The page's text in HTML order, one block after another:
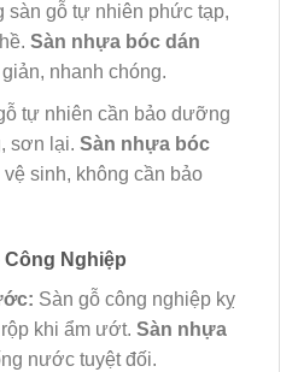
sàn gỗ tự nhiên phức tạp,
Sàn nhựa bóc dán
nhanh chóng.
tự nhiên cần bảo dưỡng
sơn lại. Sàn nhựa bóc
sinh, không cần bảo
Công Nghiệp
Sàn gỗ công nghiệp kỵ
khi ẩm ướt. Sàn nhựa
nước tuyệt đối.